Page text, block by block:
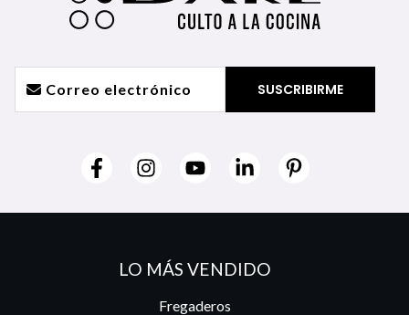
LO MÁS VENDIDO
Fregaderos